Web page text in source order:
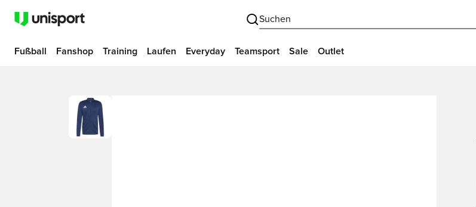
Suchen
Fußball Fanshop Training Laufen Everyday Teamsport Sale Outlet